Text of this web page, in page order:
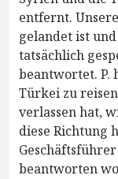
entfernt.
gelandet ist
tatsächlich
beantwortet. P.
Türkei zu
verlassen hat,
diese Richtung
beantworten